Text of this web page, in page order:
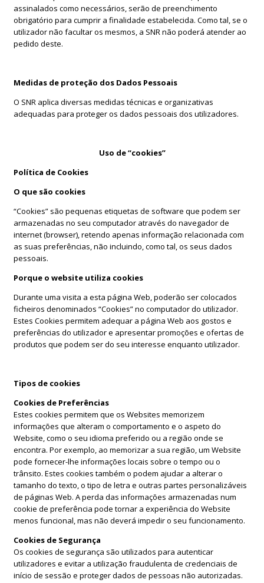
assinalados como necessários, serão de preenchimento
obrigatório para cumprir a finalidade estabelecida. Como tal, se o
utilizador não facultar os mesmos, a SNR não poderá atender ao
pedido deste.
Medidas de proteção dos Dados Pessoais
O SNR aplica diversas medidas técnicas e organizativas
adequadas para proteger os dados pessoais dos utilizadores.
Uso de “cookies”
Política de Cookies
O que são cookies
“Cookies” são pequenas etiquetas de software que podem ser
armazenadas no seu computador através do navegador de
internet (browser), retendo apenas informação relacionada com
as suas preferências, não incluindo, como tal, os seus dados
pessoais.
Porque o website utiliza cookies
Durante uma visita a esta página Web, poderão ser colocados
ficheiros denominados “Cookies” no computador do utilizador.
Estes Cookies permitem adequar a página Web aos gostos e
preferências do utilizador e apresentar promoções e ofertas de
produtos que podem ser do seu interesse enquanto utilizador.
Tipos de cookies
Cookies de Preferências
Estes cookies permitem que os Websites memorizem
informações que alteram o comportamento e o aspeto do
Website, como o seu idioma preferido ou a região onde se
encontra. Por exemplo, ao memorizar a sua região, um Website
pode fornecer-lhe informações locais sobre o tempo ou o
trânsito. Estes cookies também o podem ajudar a alterar o
tamanho do texto, o tipo de letra e outras partes personalizáveis
de páginas Web. A perda das informações armazenadas num
cookie de preferência pode tornar a experiência do Website
menos funcional, mas não deverá impedir o seu funcionamento.
Cookies de Segurança
Os cookies de segurança são utilizados para autenticar
utilizadores e evitar a utilização fraudulenta de credenciais de
início de sessão e proteger dados de pessoas não autorizadas.